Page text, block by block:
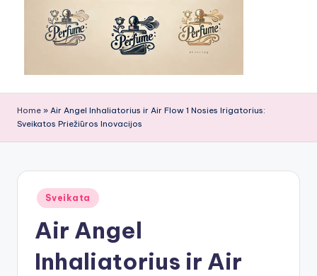
Home » Air Angel Inhaliatorius ir Air Flow 1 Nosies Irigatorius:
Sveikatos Priežiūros Inovacijos
Posted
in
Sveikata
Air Angel
Inhaliatorius ir Air